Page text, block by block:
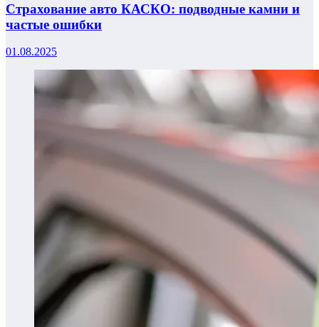
Страхование авто КАСКО: подводные камни и
частые ошибки
01.08.2025